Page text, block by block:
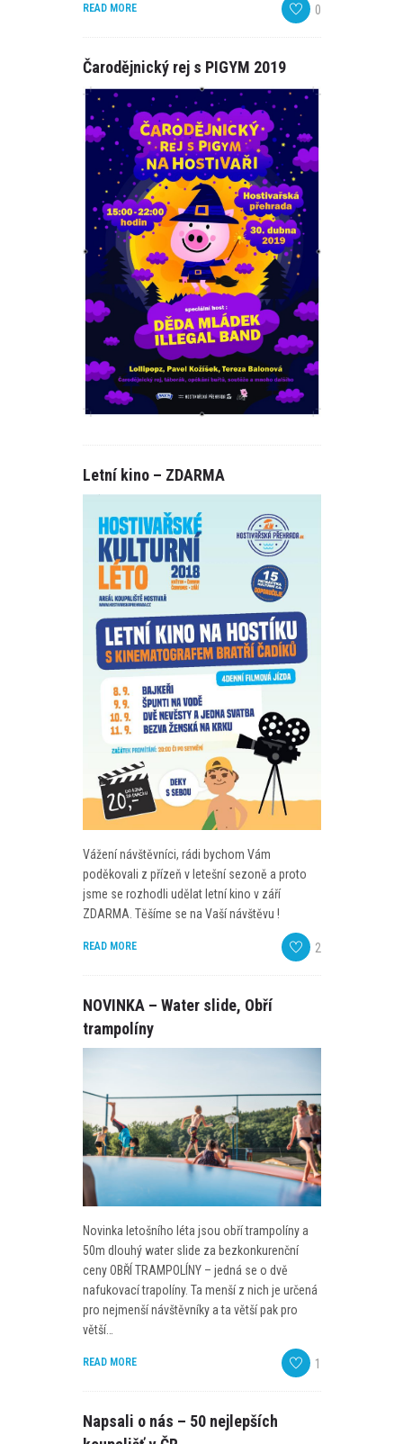
READ MORE 0
Čarodějnický rej s PIGYM 2019
READ
9
Letní kino – ZDARMA
Vážení návštěvníci, rádi bychom Vám
poděkovali z přízeň v letešní sezoně a proto
jsme se rozhodli udělat letní kino v září
ZDARMA. Těšíme se na Vaší návštěvu !
READ MORE 2
NOVINKA – Water slide, Obří
trampolíny
Novinka letošního léta jsou obří trampolíny a
50m dlouhý water slide za bezkonkurenční
ceny OBŘÍ TRAMPOLÍNY – jedná se o dvě
nafukovací trapolíny. Ta menší z nich je určená
pro nejmenší návštěvníky a ta větší pak pro
větší…
READ MORE 1
Napsali o nás – 50 nejlepších